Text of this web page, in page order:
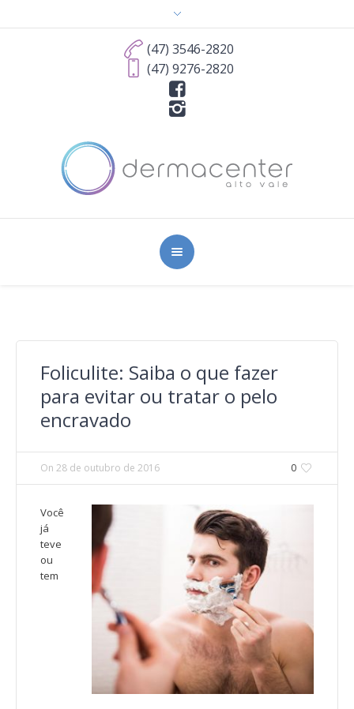
(47) 3546-2820
(47) 9276-2820
Foliculite: Saiba o que fazer
para evitar ou tratar o pelo
encravado
0
On 28 de outubro de 2016
Você
já
teve
ou
tem